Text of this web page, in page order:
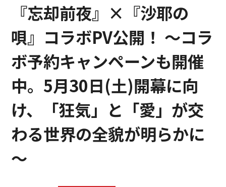
『忘却前夜』×『沙耶の
唄』コラボPV公開！ 〜コラ
ボ予約キャンペーンも開催
中。5月30日(土)開幕に向
け、「狂気」と「愛」が交
わる世界の全貌が明らかに
～